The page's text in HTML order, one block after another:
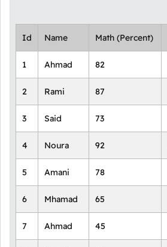
Id Name Math (Percent)
1 Ahmad 82
2 Rami 87
3 Said 73
4 Noura 92
5 Amani 78
6 Mhamad 65
7 Ahmad 45